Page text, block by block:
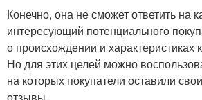
Конечно, она не сможет ответить на
интересующий потенциального
о происхождении и характеристиках
Но для этих целей можно
на которых покупатели оставили